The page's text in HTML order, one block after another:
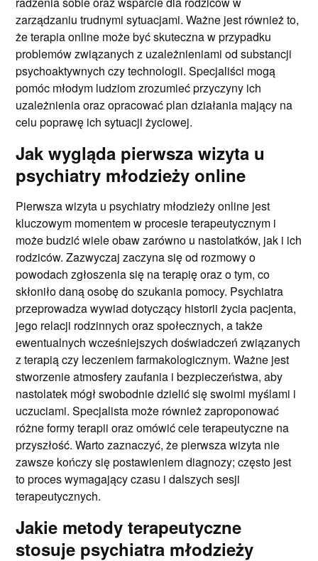
zarządzaniu trudnymi sytuacjami. Ważne jest również to,
że terapia online może być skuteczna w przypadku
problemów związanych z uzależnieniami od substancji
psychoaktywnych czy technologii. Specjaliści mogą
pomóc młodym ludziom zrozumieć przyczyny ich
uzależnienia oraz opracować plan działania mający na
celu poprawę ich sytuacji życiowej.
Jak wygląda pierwsza wizyta u
psychiatry młodzieży online
Pierwsza wizyta u psychiatry młodzieży online jest
kluczowym momentem w procesie terapeutycznym i
może budzić wiele obaw zarówno u nastolatków, jak i ich
rodziców. Zazwyczaj zaczyna się od rozmowy o
powodach zgłoszenia się na terapię oraz o tym, co
skłoniło daną osobę do szukania pomocy. Psychiatra
przeprowadza wywiad dotyczący historii życia pacjenta,
jego relacji rodzinnych oraz społecznych, a także
ewentualnych wcześniejszych doświadczeń związanych
z terapią czy leczeniem farmakologicznym. Ważne jest
stworzenie atmosfery zaufania i bezpieczeństwa, aby
nastolatek mógł swobodnie dzielić się swoimi myślami i
uczuciami. Specjalista może również zaproponować
różne formy terapii oraz omówić cele terapeutyczne na
przyszłość. Warto zaznaczyć, że pierwsza wizyta nie
zawsze kończy się postawieniem diagnozy; często jest
to proces wymagający czasu i dalszych sesji
terapeutycznych.
Jakie metody terapeutyczne
stosuje psychiatra młodzieży